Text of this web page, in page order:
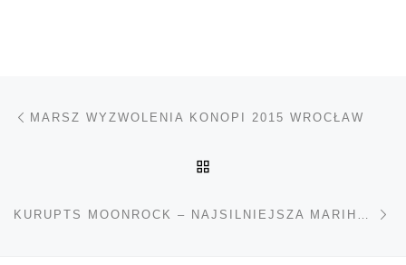
Nawigacja wpisu
MARSZ WYZWOLENIA KONOPI 2015 WROCŁAW